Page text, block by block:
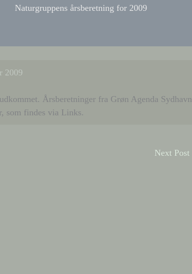
Naturgruppens årsberetning for 2009
2009
udkommet. Årsberetninger fra Grøn Agenda Sydhavn
som findes via Links.
Next Post